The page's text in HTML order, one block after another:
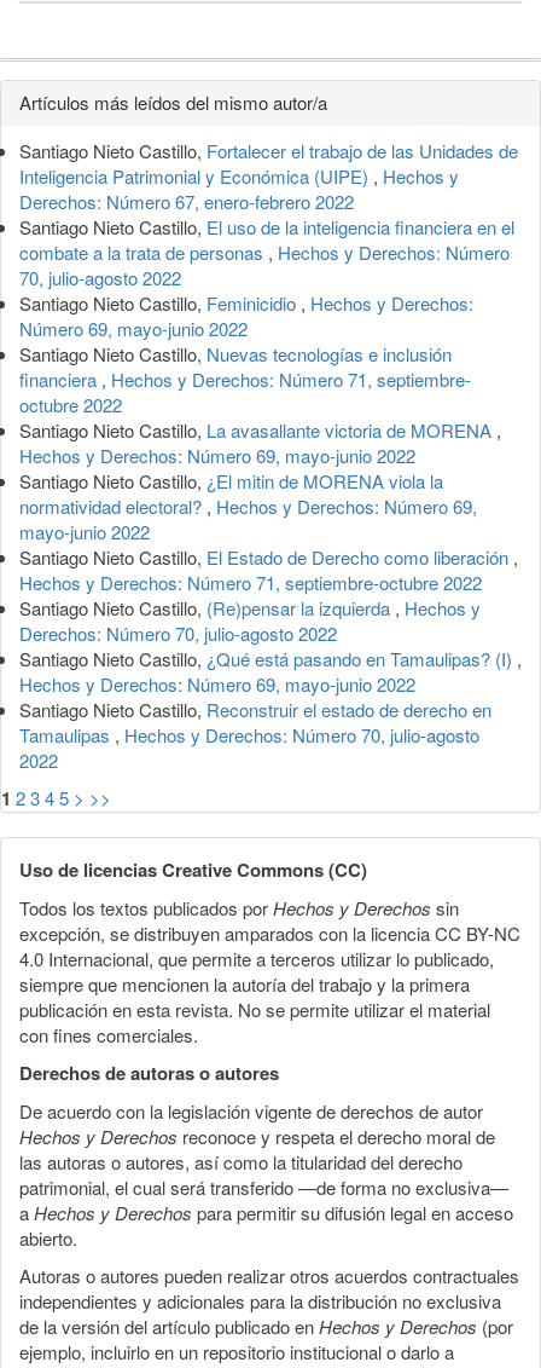
Detalles
del
artículo
Artículos más leídos del mismo autor/a
Santiago Nieto Castillo, Fortalecer el trabajo de las Unidades de
Inteligencia Patrimonial y Económica (UIPE) , Hechos y
Derechos: Número 67, enero-febrero 2022
Santiago Nieto Castillo, El uso de la inteligencia financiera en el
combate a la trata de personas , Hechos y Derechos: Número
70, julio-agosto 2022
Santiago Nieto Castillo, Feminicidio , Hechos y Derechos:
Número 69, mayo-junio 2022
Santiago Nieto Castillo, Nuevas tecnologías e inclusión
financiera , Hechos y Derechos: Número 71, septiembre-
octubre 2022
Santiago Nieto Castillo, La avasallante victoria de MORENA ,
Hechos y Derechos: Número 69, mayo-junio 2022
Santiago Nieto Castillo, ¿El mitin de MORENA viola la
normatividad electoral? , Hechos y Derechos: Número 69,
mayo-junio 2022
Santiago Nieto Castillo, El Estado de Derecho como liberación ,
Hechos y Derechos: Número 71, septiembre-octubre 2022
Santiago Nieto Castillo, (Re)pensar la izquierda , Hechos y
Derechos: Número 70, julio-agosto 2022
Santiago Nieto Castillo, ¿Qué está pasando en Tamaulipas? (I) ,
Hechos y Derechos: Número 69, mayo-junio 2022
Santiago Nieto Castillo, Reconstruir el estado de derecho en
Tamaulipas , Hechos y Derechos: Número 70, julio-agosto
2022
1 2345 > >>
Uso de licencias Creative Commons (CC)
Todos los textos publicados porHechos y Derechos sin
excepción, se distribuyen amparados con la licencia CC BY-NC
4.0 Internacional, que permite a terceros utilizar lo publicado,
siempre que mencionen la autoría del trabajo y la primera
publicación en esta revista. No se permite utilizar el material
con fines comerciales.
Derechos de autoras o autores
De acuerdo con la legislación vigente de derechos de autor
Hechos y Derechos reconoce y respeta el derecho moral de
las autoras o autores, así como la titularidad del derecho
patrimonial, el cual será transferido —de forma no exclusiva—
aHechos y Derechos para permitir su difusión legal en acceso
abierto.
Autoras o autores pueden realizar otros acuerdos contractuales
independientes y adicionales para la distribución no exclusiva
de la versión del artículo publicado enHechos y Derechos (por
ejemplo, incluirlo en un repositorio institucional o darlo a